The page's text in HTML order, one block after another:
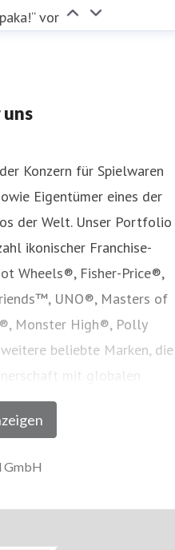
vor
Konzern für Spielwaren
Eigentümer eines der
der Welt. Unser Portfolio
ikonischer Franchise-
Wheels®, Fisher-Price®,
UNO®, Masters of
Monster High®, Polly
beliebte Marken, die
mit globalen
Unser Angebot
und Fernsehinhalte,
weltweit führenden